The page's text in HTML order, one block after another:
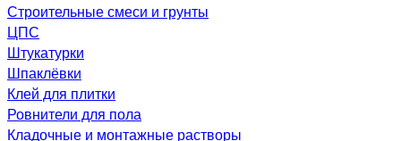
Строительные смеси и грунты
ЦПС
Штукатурки
Шпаклёвки
Клей для плитки
Ровнители для пола
Кладочные и монтажные растворы